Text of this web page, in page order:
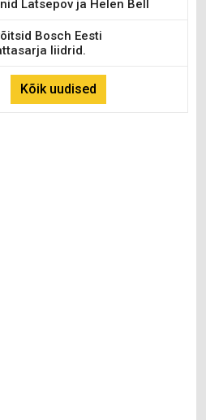
Latsepov ja Helen Bell
Bosch Eesti
liidrid.
Kõik uudised